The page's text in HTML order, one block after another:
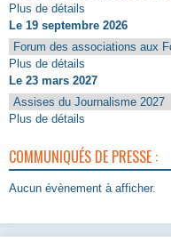
Plus de détails
Le 19 septembre 2026
Forum des associations aux
Plus de détails
Le 23 mars 2027
Assises du Journalisme 2027
Plus de détails
COMMUNIQUÉS DE PRESSE :
Aucun évènement à afficher.